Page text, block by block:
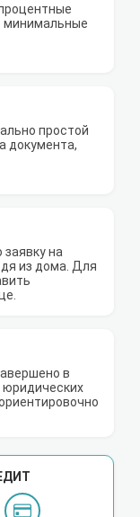
минимальные
простой
документа,
на
из дома. Для
в
юридических